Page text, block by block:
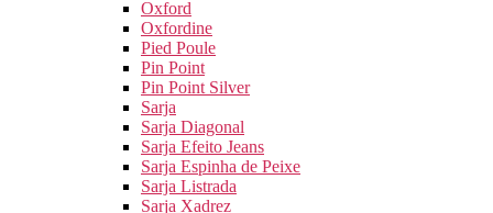
Oxford
Oxfordine
Pied Poule
Pin Point
Pin Point Silver
Sarja
Sarja Diagonal
Sarja Efeito Jeans
Sarja Espinha de Peixe
Sarja Listrada
Sarja Xadrez